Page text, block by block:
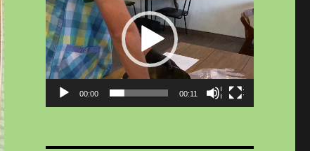
プ
レ
ー
ヤ
ー
00:00 00:11